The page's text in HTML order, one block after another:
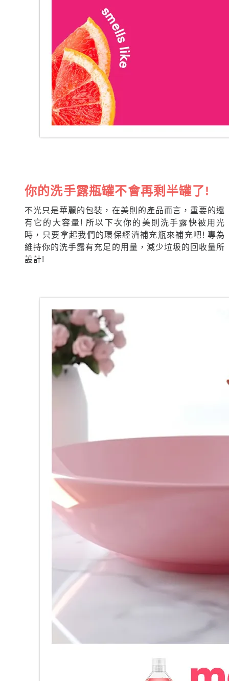
你的洗手露瓶罐不會再剩半罐了!
不光只是華麗的包裝，在美則的產品而言，重要的還
有它的大容量! 所以下次你的美則洗手露快被用光
時，只要拿起我們的環保經濟補充瓶來補充吧! 專為
維持你的洗手露有充足的用量，減少垃圾的回收量所
設計!